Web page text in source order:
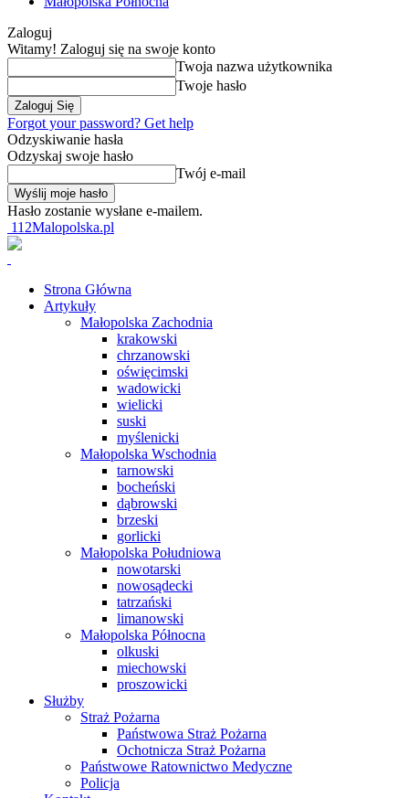
Zaloguj
Witamy! Zaloguj się na swoje konto
Twoja nazwa użytkownika
Twoje hasło
Forgot your password? Get help
Odzyskiwanie hasła
Odzyskaj swoje hasło
Twój e-mail
Hasło zostanie wysłane e-mailem.
112Malopolska.pl
Strona Główna
Artykuły
Małopolska Zachodnia
krakowski
chrzanowski
oświęcimski
wadowicki
wielicki
suski
myślenicki
Małopolska Wschodnia
tarnowski
bocheński
dąbrowski
brzeski
gorlicki
Małopolska Południowa
nowotarski
nowosądecki
tatrzański
limanowski
Małopolska Północna
olkuski
miechowski
proszowicki
Służby
Straż Pożarna
Państwowa Straż Pożarna
Ochotnicza Straż Pożarna
Państwowe Ratownictwo Medyczne
Policja